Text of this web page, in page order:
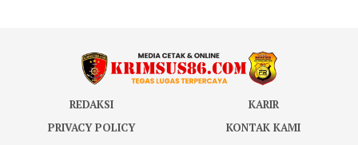
REDAKSI
KARIR
PRIVACY POLICY
KONTAK KAMI